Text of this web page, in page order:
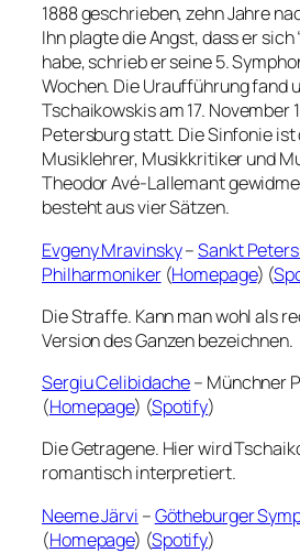
1888 geschrieben, zehn Jahre
Ihn plagte die Angst, dass er sich
habe, schrieb er seine 5.
Wochen. Die Uraufführung fand
Tschaikowskis am 17. November
Petersburg statt. Die Sinfonie
Musiklehrer, Musikkritiker und
Theodor Avé-Lallemant
besteht aus vier Sätzen.
Evgeny Mravinsky–Sankt
Philharmoniker(Homepage) (
Die Straffe. Kann man wohl als
Version des Ganzen bezeichnen.
Sergiu Celibidache– Münchner
(Homepage) (Spotify)
Die Getragene. Hier wird
romantisch interpretiert.
Neeme Järvi –Götheburger
(Homepage) (Spotify)